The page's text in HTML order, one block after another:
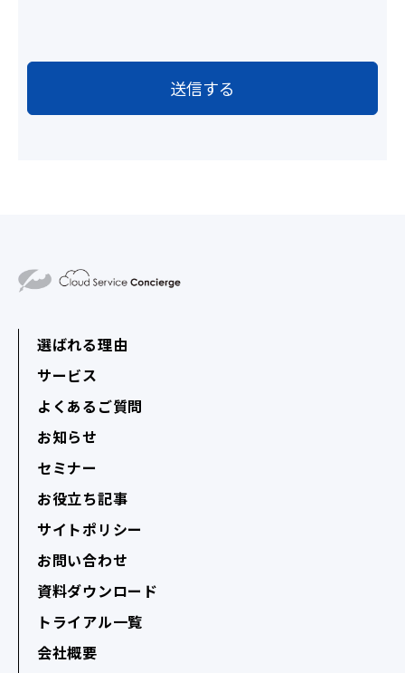
選ばれる理由
サービス
よくあるご質問
お知らせ
セミナー
お役立ち記事
サイトポリシー
お問い合わせ
資料ダウンロード
トライアル一覧
会社概要